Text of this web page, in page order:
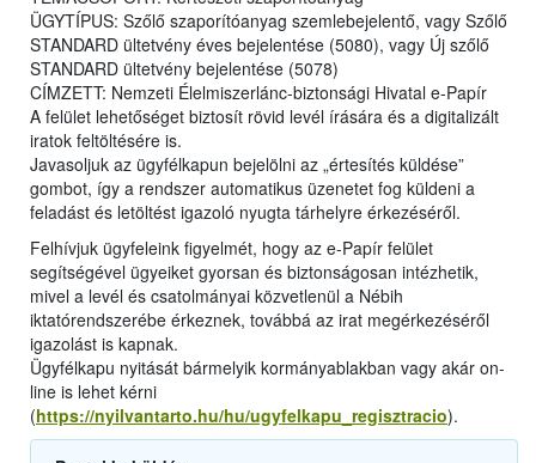
ÜGYTÍPUS: Szőlő szaporítóanyag szemlebejelentő, vagy Szőlő
STANDARD ültetvény éves bejelentése (5080), vagy Új szőlő
STANDARD ültetvény bejelentése (5078)
CÍMZETT: Nemzeti Élelmiszerlánc-biztonsági Hivatal e-Papír
A felület lehetőséget biztosít rövid levél írására és a digitalizált
iratok feltöltésére is.
Javasoljuk az ügyfélkapun bejelölni az „értesítés küldése”
gombot, így a rendszer automatikus üzenetet fog küldeni a
feladást és letöltést igazoló nyugta tárhelyre érkezéséről.
Felhívjuk ügyfeleink figyelmét, hogy az e-Papír felület
segítségével ügyeiket gyorsan és biztonságosan intézhetik,
mivel a levél és csatolmányai közvetlenül a Nébih
iktatórendszerébe érkeznek, továbbá az irat megérkezéséről
igazolást is kapnak.
Ügyfélkapu nyitását bármelyik kormányablakban vagy akár on-
line is lehet kérni
(https://nyilvantarto.hu/hu/ugyfelkapu_regisztracio).